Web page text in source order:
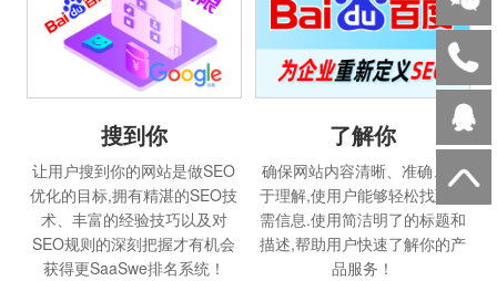
搜到你
让用户搜到你的网站是做SEO
优化的目标,拥有精湛的SEO技
术、丰富的经验技巧以及对
SEO规则的深刻把握才有机会
获得更SaaSwe排名系统！
了解你
确保网站内容清晰、准确、易
于理解,使用户能够轻松找到所
需信息.使用简洁明了的标题和
描述,帮助用户快速了解你的产
品服务！